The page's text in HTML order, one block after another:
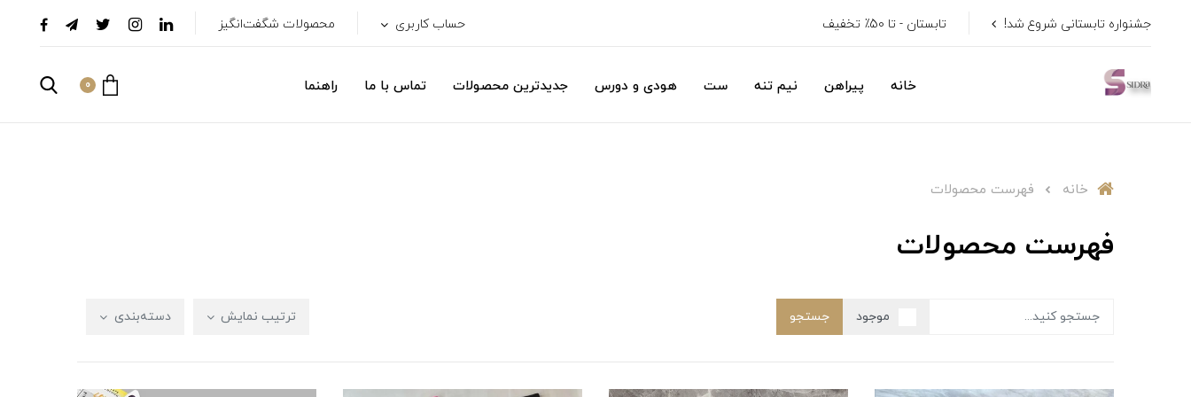
جشنواره تابستانی شروع شد! تابستان - تا 50٪ تخفیف حساب کاربری محصولات شگفت‌انگیز
خانه پیراهن نیم تنه ست هودی و دورس جدیدترین محصولات تماس با ما راهنما 0
خانه فهرست محصولات
فهرست محصولات
موجود جستجو ترتیب نمایش دسته‌بندی